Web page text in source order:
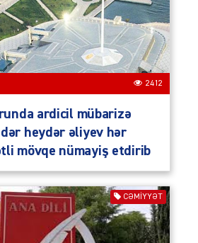
2412
ardicil mübarizə
heydər əliyev hər
mövqe nümayiş etdirib
CƏMIYYƏT